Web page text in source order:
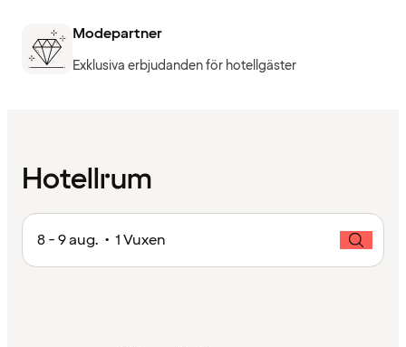
Modepartner
Exklusiva erbjudanden för hotellgäster
Hotellrum
8 - 9 aug. • 1 Vuxen